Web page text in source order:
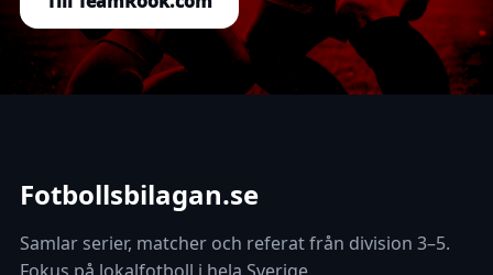
Fotbollsbilagan.se
Samlar serier, matcher och referat från division 3–5.